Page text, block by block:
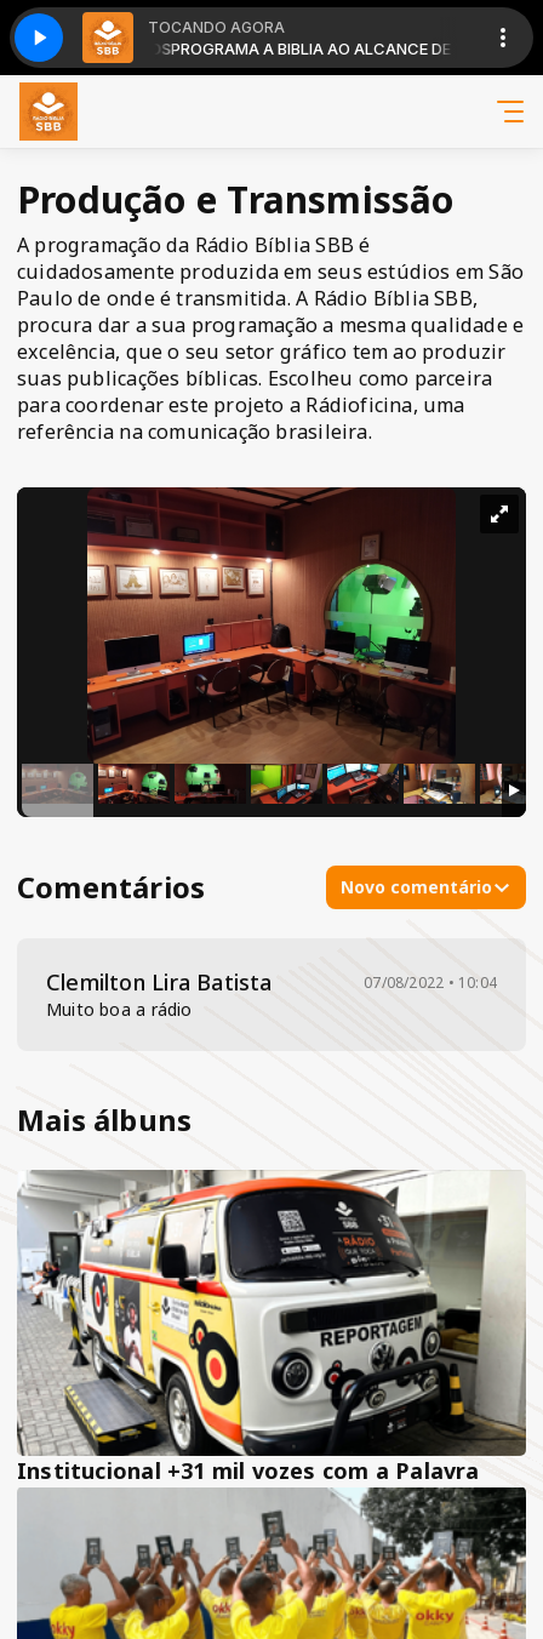
TOCANDO AGORA
DE TODOS PROGRAMA A BIBLIA AO ALCANCE DE TODOS
Rachel Santos Como a Bíblia entrou na minha vida com Rachel
Produção e Transmissão
A programação da Rádio Bíblia SBB é
cuidadosamente produzida em seus estúdios em São
Paulo de onde é transmitida. A Rádio Bíblia SBB,
procura dar a sua programação a mesma qualidade e
excelência, que o seu setor gráfico tem ao produzir
suas publicações bíblicas. Escolheu como parceira
para coordenar este projeto a Rádioficina, uma
referência na comunicação brasileira.
Mais álbuns
Institucional +31 mil vozes com a Palavra
Comentários Novo comentário
Muito boa a rádio
Clemilton Lira Batista 07/08/2022 • 10:04